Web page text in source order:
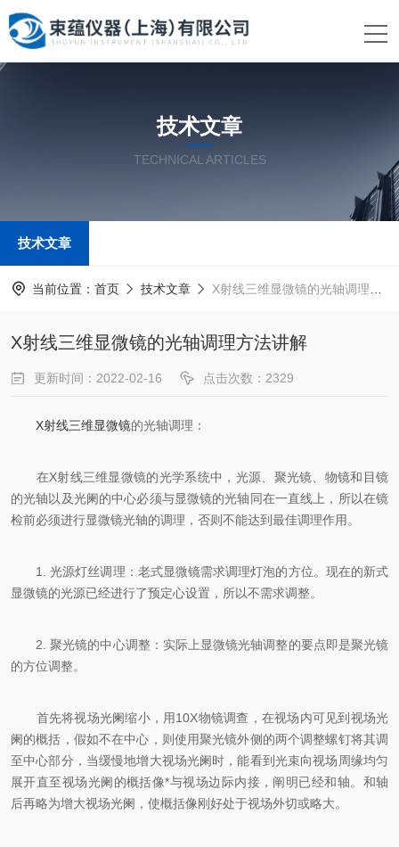
技术文章
TECHNICAL ARTICLES
技术文章
当前位置： 首页 技术文章 X射线三维显微镜的光轴调理方法讲解
X射线三维显微镜的光轴调理方法讲解
更新时间：2022-02-16 点击次数：2329
X射线三维显微镜的光轴调理：
在X射线三维显微镜的光学系统中，光源、聚光镜、物镜和目镜
的光轴以及光阑的中心必须与显微镜的光轴同在一直线上，所以在镜
检前必须进行显微镜光轴的调理，否则不能达到最佳调理作用。
1. 光源灯丝调理：老式显微镜需求调理灯泡的方位。现在的新式
显微镜的光源已经进行了预定心设置，所以不需求调整。
2. 聚光镜的中心调整：实际上显微镜光轴调整的要点即是聚光镜
的方位调整。
首先将视场光阑缩小，用10X物镜调查，在视场内可见到视场光
阑的概括，假如不在中心，则使用聚光镜外侧的两个调整螺钉将其调
至中心部分，当缓慢地增大视场光阑时，能看到光束向视场周缘均匀
展开直至视场光阑的概括像*与视场边际内接，阐明已经和轴。和轴
后再略为增大视场光阑，使概括像刚好处于视场外切或略大。